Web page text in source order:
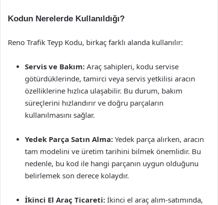
Kodun Nerelerde Kullanıldığı?
Reno Trafik Teyp Kodu, birkaç farklı alanda kullanılır:
Servis ve Bakım: Araç sahipleri, kodu servise
götürdüklerinde, tamirci veya servis yetkilisi aracın
özelliklerine hızlıca ulaşabilir. Bu durum, bakım
süreçlerini hızlandırır ve doğru parçaların
kullanılmasını sağlar.
Yedek Parça Satın Alma: Yedek parça alırken, aracın
tam modelini ve üretim tarihini bilmek önemlidir. Bu
nedenle, bu kod ile hangi parçanın uygun olduğunu
belirlemek son derece kolaydır.
İkinci El Araç Ticareti: İkinci el araç alım-satımında,